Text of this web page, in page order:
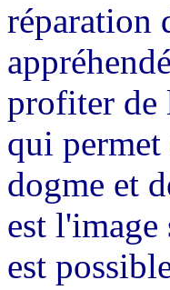
réparation
profiter de
qui
dogme et
est
est